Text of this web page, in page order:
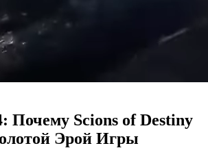
Почему Scions of Destiny
Эрой Игры